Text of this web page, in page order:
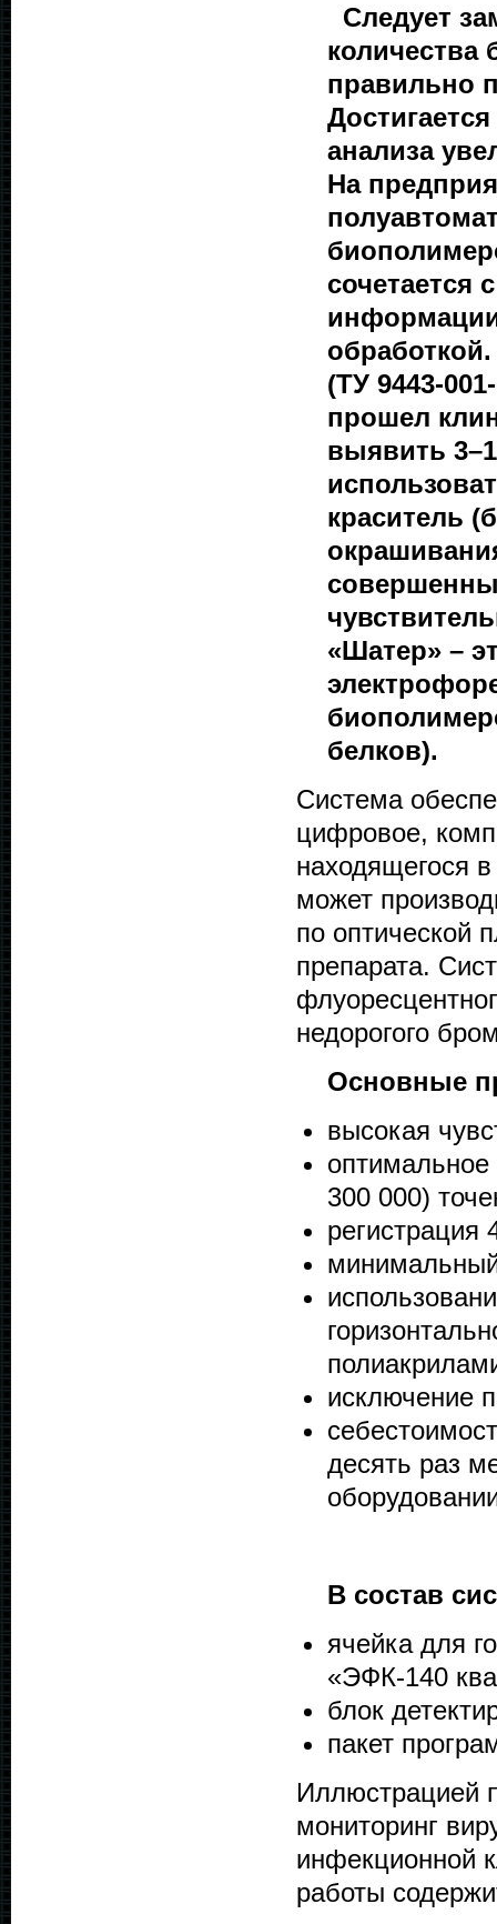
Следует
количества
правильно
анализа
На
информации
(ТУ 9443-
прошел
выявить
краситель
«Шатер» –
белков).
Система
цифровое,
находящегося
может
по оптической
препарата.
недорогого
Основные
высокая
оптимальное
300 000)
регистрация
исключение
десять раз
В состав
ячейка для
«ЭФК-140
блок
пакет
Иллюстрацией
мониторинг
инфекционной
работы